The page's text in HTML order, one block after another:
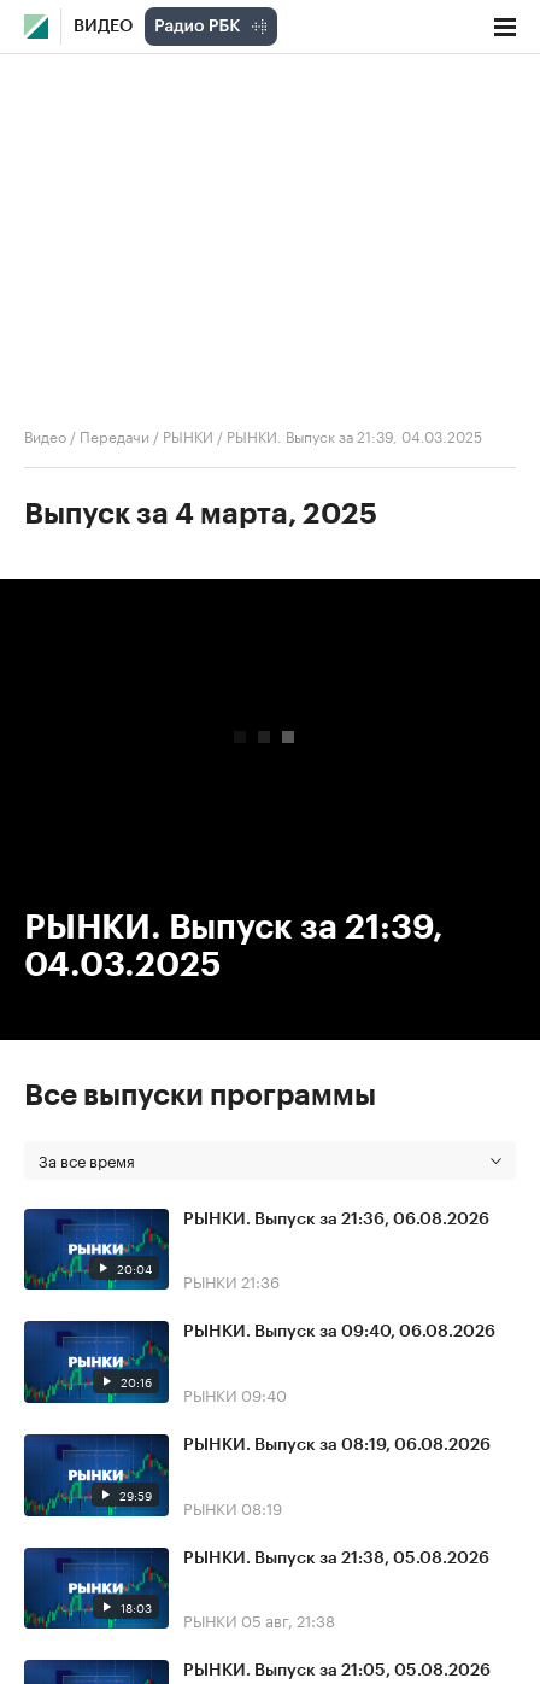
ВИДЕО
Видео / Передачи / РЫНКИ / РЫНКИ. Выпуск за 21:39, 04.03.2025
Выпуск за 4 марта, 2025
РЫНКИ. Выпуск за 21:39,
04.03.2025
Все выпуски программы
За все время
20:04
РЫНКИ. Выпуск за 21:36, 06.08.2026
РЫНКИ 21:36
20:16
РЫНКИ. Выпуск за 09:40, 06.08.2026
РЫНКИ 09:40
29:59
РЫНКИ. Выпуск за 08:19, 06.08.2026
РЫНКИ 08:19
18:03
РЫНКИ. Выпуск за 21:38, 05.08.2026
РЫНКИ 05 авг, 21:38
РЫНКИ. Выпуск за 21:05, 05.08.2026